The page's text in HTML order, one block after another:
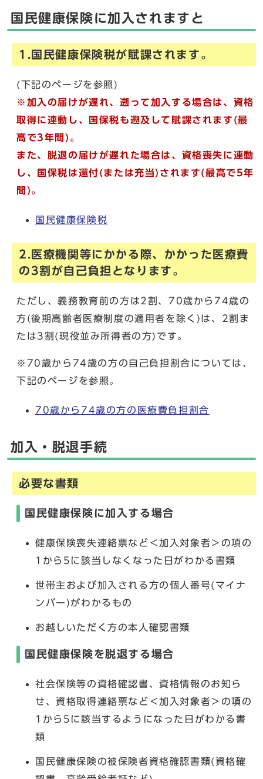
国民健康保険に加入されますと
1.国民健康保険税が賦課されます。
(下記のページを参照)
※加入の届けが遅れ、遡って加入する場合は、資格
取得に連動し、国保税も遡及して賦課されます(最
高で3年間)。
また、脱退の届けが遅れた場合は、資格喪失に連動
し、国保税は還付(または充当)されます(最高で5年
間)。
国民健康保険税
2.医療機関等にかかる際、かかった医療費
の3割が自己負担となります。
ただし、義務教育前の方は2割、70歳から74歳の
方(後期高齢者医療制度の適用者を除く)は、2割ま
たは3割(現役並み所得者の方)です。
※70歳から74歳の方の自己負担割合については、
下記のページを参照。
70歳から74歳の方の医療費負担割合
加入・脱退手続
必要な書類
国民健康保険に加入する場合
健康保険喪失連絡票など＜加入対象者＞の項の
1から5に該当しなくなった日がわかる書類
世帯主および加入される方の個人番号(マイナ
ンバー)がわかるもの
お越しいただく方の本人確認書類
国民健康保険を脱退する場合
社会保険等の資格確認書、資格情報のお知ら
せ、資格取得連絡票など＜加入対象者＞の項の
1から5に該当するようになった日がわかる書
類
国民健康保険の被保険者資格確認書類(資格確